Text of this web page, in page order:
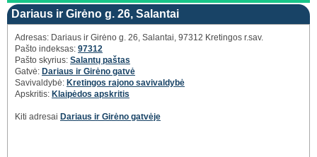
Dariaus ir Girėno g. 26, Salantai
Adresas: Dariaus ir Girėno g. 26, Salantai, 97312 Kretingos r.sav.
Pašto indeksas: 97312
Pašto skyrius: Salantų paštas
Gatvė: Dariaus ir Girėno gatvė
Savivaldybė: Kretingos rajono savivaldybė
Apskritis: Klaipėdos apskritis
Kiti adresai Dariaus ir Girėno gatvėje